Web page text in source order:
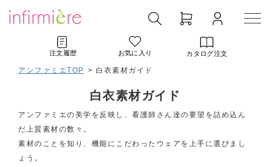
注文履歴 お気に入り カタログ注文
アンファミエTOP > 白衣素材ガイド
白衣素材ガイド
アンファミエの美学を反映し、看護師さん達の要望を詰め込ん
だ上質素材の数々。
素材のことを知り、機能にこだわったウェアを上手に選びまし
ょう。